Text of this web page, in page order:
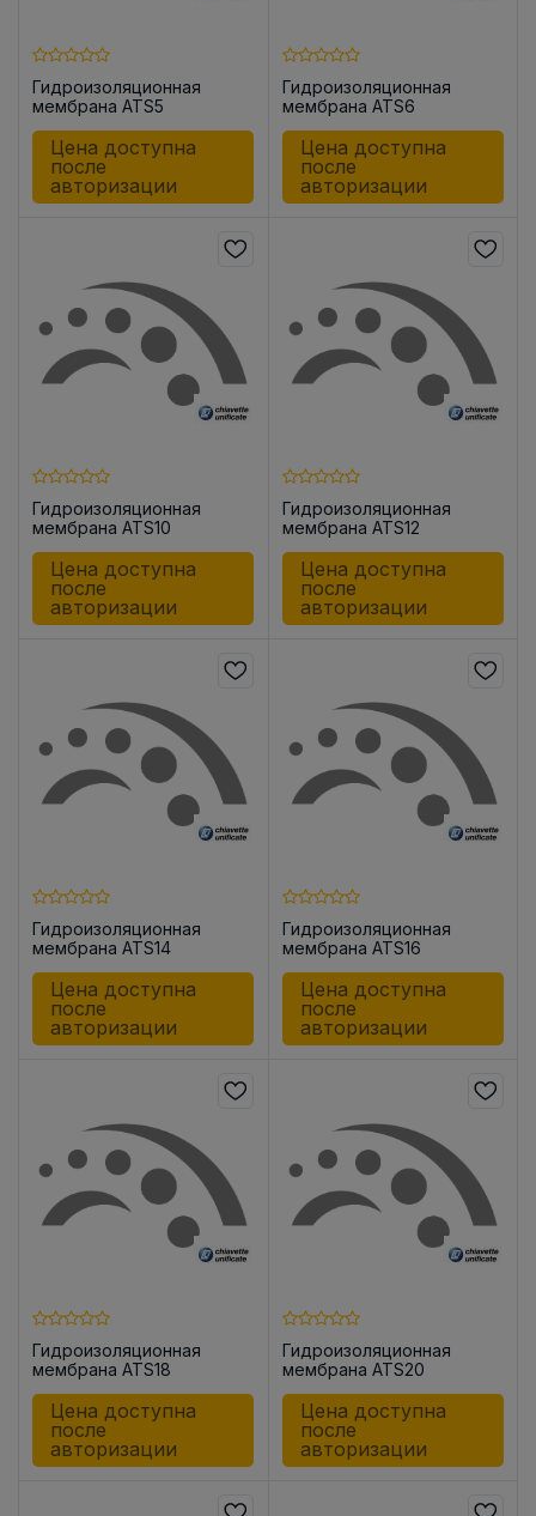
Гидроизоляционная
мембрана ATS5
Цена доступна
после
авторизации
Гидроизоляционная
мембрана ATS6
Цена доступна
после
авторизации
Гидроизоляционная
мембрана ATS10
Цена доступна
после
авторизации
Гидроизоляционная
мембрана ATS12
Цена доступна
после
авторизации
Гидроизоляционная
мембрана ATS14
Цена доступна
после
авторизации
Гидроизоляционная
мембрана ATS16
Цена доступна
после
авторизации
Гидроизоляционная
мембрана ATS18
Цена доступна
после
авторизации
Гидроизоляционная
мембрана ATS20
Цена доступна
после
авторизации